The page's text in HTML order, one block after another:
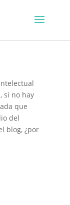
si no hay
que
del
blog, ¿por